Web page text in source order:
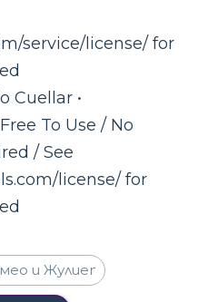
service/license/ for
Cuellar •
To Use / No
/ See
license/ for